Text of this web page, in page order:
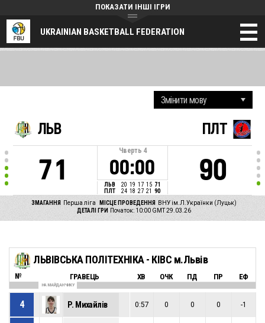
UKRAINIAN BASKETBALL FEDERATION
ПОКАЗАТИ ІНШІ ІГРИ
ЛЬВ
71
Чверть 4
00:00
ЛЬВ 20 19 17 15 71
ПЛТ
24 18 27 21 90
ПЛТ
90
ЗМАГАННЯ Перша ліга МІСЦЕ ПРОВЕДЕННЯ
ВНУ ім.Л.Українки (Луцьк)
ДЕТАЛІ ГРИ
Початок: 10:00 GMT 29.03.26
ЛЬВІВСЬКА ПОЛІТЕХНІКА - КІВС м.Львів
№ ГРАВЕЦЬ ХВ ОЧК ПД ПР ЕФ
НА МАЙДАНЧИКУ
4 Р. Михайлів 0:57 0 0 0 -1